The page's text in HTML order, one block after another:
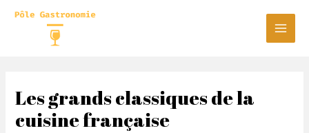
Main
Les grands classiques de la
cuisine française